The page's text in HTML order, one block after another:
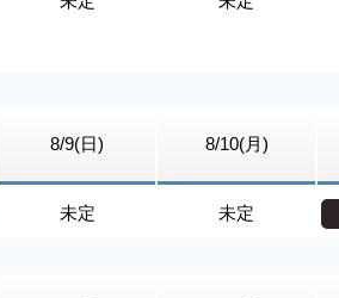
8/9(日) 8/10(月)
未定 未定